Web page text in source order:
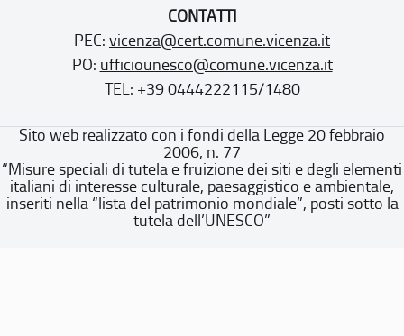
CONTATTI
PEC: vicenza@cert.comune.vicenza.it
PO: ufficiounesco@comune.vicenza.it
TEL: +39 0444222115/1480
Sito web realizzato con i fondi della Legge 20 febbraio
2006, n. 77
“Misure speciali di tutela e fruizione dei siti e degli elementi
italiani di interesse culturale, paesaggistico e ambientale,
inseriti nella “lista del patrimonio mondiale”, posti sotto la
tutela dell’UNESCO”